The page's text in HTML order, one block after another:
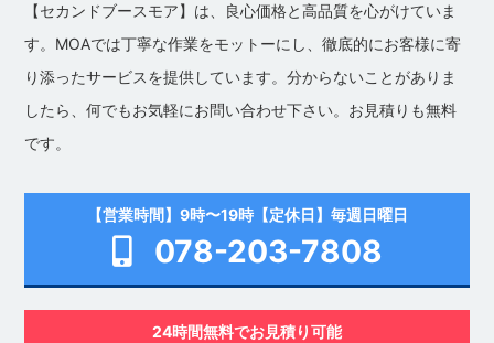
【セカンドブースモア】は、良心価格と高品質を心がけていま
す。MOAでは丁寧な作業をモットーにし、徹底的にお客様に寄
り添ったサービスを提供しています。分からないことがありま
したら、何でもお気軽にお問い合わせ下さい。お見積りも無料
です。
【営業時間】9時〜19時【定休日】毎週日曜日
078-203-7808
24時間無料でお見積り可能